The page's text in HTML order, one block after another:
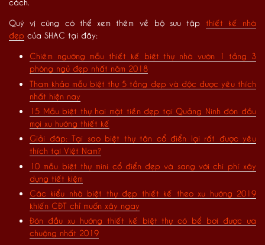
Quý vị cũng có thể xem thêm về bộ sưu tập thiết kế nhà
đẹp của SHAC tại đây:
Chiêm ngưỡng mẫu thiết kế biệt thự nhà vườn 1 tầng 3
phòng ngủ đẹp nhất năm 2018
Tham khảo mẫu biệt thự 5 tầng đẹp và độc được yêu thích
nhất hiện nay
15 Mẫu biệt thự hai mặt tiền đẹp tại Quảng Ninh đón đầu
mọi xu hướng thiết kế
Giải đáp: Tại sao biệt thự tân cổ điển lại rất được yêu
thích tại Việt Nam?
10 mẫu biệt thự mini cổ điển đẹp và sang với chi phí xây
dựng tiết kiệm
Các kiểu nhà biệt thự đẹp thiết kế theo xu hướng 2019
khiến CĐT chỉ muốn xây ngay
Đón đầu xu hướng thiết kế biệt thự có bể bơi được ưa
chuộng nhất 2019